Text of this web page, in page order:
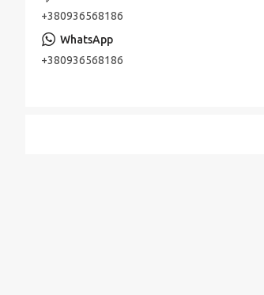
+380936568186
+380936568186